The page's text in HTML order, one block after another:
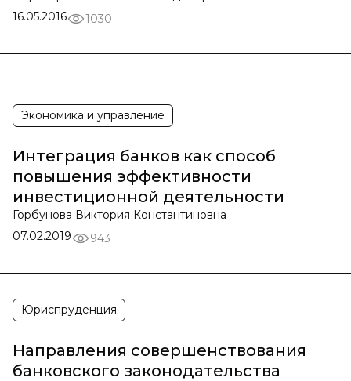
16.05.2016
1030
Экономика и управление
Интеграция банков как способ
повышения эффективности
инвестиционной деятельности
Горбунова Виктория Константиновна
07.02.2019
943
Юриспруденция
Направления совершенствования
банковского законодательства